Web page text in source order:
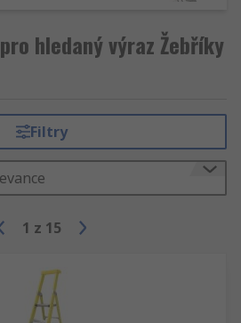
hledaný výraz Žebříky
Filtry
1 z 15